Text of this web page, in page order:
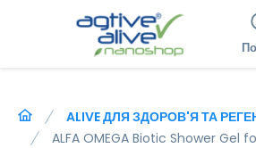
ALIVE ДЛЯ ЗДОРОВ'Я ТА
ALFA OMEGA Biotic Shower Gel